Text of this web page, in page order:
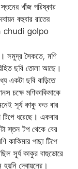
খাঁজ পরিষ্কার
বহুবার রাতের
chudi golpo
সমুদ্র সৈকতে, মণি
ছবি তোলা আছে।
একটা ছবি বাড়িতে
চক্ষে মণিকাকিমাকে
সূর্য কাকু কত বার
টিপে ধরেছে। একবার
স্তন টপ থেকে বের
পাছা টিপে
সূর্য কাকুর বাহুডোরে
দেবায়নের।